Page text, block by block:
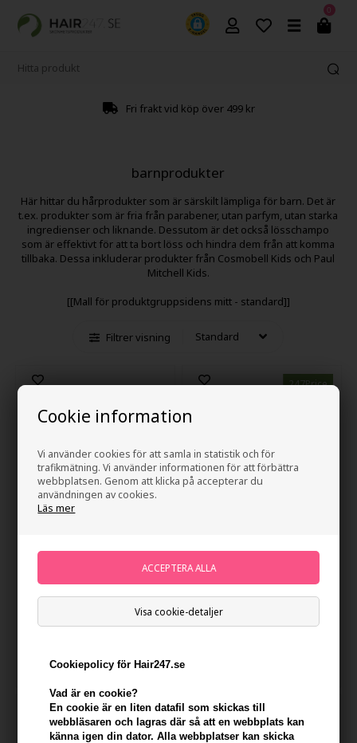
Cookie information
Vi använder cookies för att samla in statistik och för
trafikmätning. Vi använder informationen för att förbättra
webbplatsen. Genom att klicka på accepterar du
användningen av cookies.
Läs mer
Visa cookie-detaljer
Cookiepolicy för Hair247.se
Vad är en cookie?
En cookie är en liten datafil som skickas till
webbläsaren och lagras där så att en webbplats kan
känna igen din dator. Alla webbplatser kan skicka
0
Fri frakt vid köp över 499 kr
barnprodukter
Här hittar du hårprodukter som är särskilt lämpliga för barn. Det är
t.ex. produkter som är fria från parabener, utan parfym, utan starka
ingredienser och liknande. Dessutom är det också lösschampo
som är effektivt för att ta bort löss och hindra dem från att komma
tillbaka. Dessa inkluderar produkter från Cosmobell Kids och Paul
Mitchell Kids.
[[Mall för produktgruppsidens mitt - standard]]
Filtrer visning
Zenz Pure Shampoo NO.01 -
Tidigare lägsta pris: 398,00
259,00
247Price
Zenz Pure Shampoo NO.01 -
1000ml
678,00 SEK